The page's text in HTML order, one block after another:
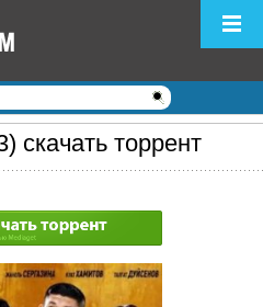
Пароль:
пароль?
скачать торрент